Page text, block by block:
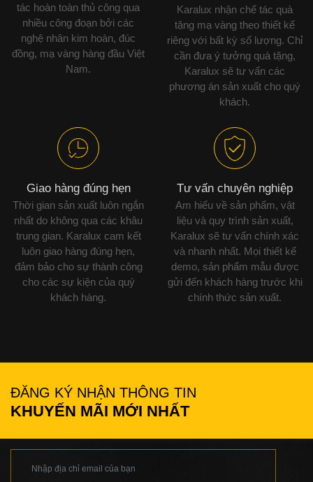
tác hoàn toàn thủ công qua
nhiều công đoạn bởi các
nghệ nhân kim hoàn, đúc
đồng, mạ vàng hàng đầu Việt
Nam.
Karalux nhận chế tác quà
tặng mạ vàng theo thiết kế
riêng với bất kỳ số lượng. Chỉ
cần đưa ý tưởng quà tặng,
Karalux sẽ tư vấn các
phương án sản xuất cho quý
khách.
Giao hàng đúng hẹn
Thời gian sản xuất luôn ngắn
nhất do không qua các khâu
trung gian. Karalux cam kết
luôn giao hàng đúng hẹn,
đảm bảo cho sự thành công
cho các sự kiện của quý
khách hàng.
Tư vấn chuyên nghiệp
Am hiểu về sản phẩm, vật
liệu và quy trình sản xuất,
Karalux sẽ tư vấn chính xác
và nhanh nhất. Mọi thiết kế
demo, sản phẩm mẫu được
gửi đến khách hàng trước khi
chính thức sản xuất.
ĐĂNG KÝ NHẬN THÔNG TIN
KHUYẾN MÃI MỚI NHẤT